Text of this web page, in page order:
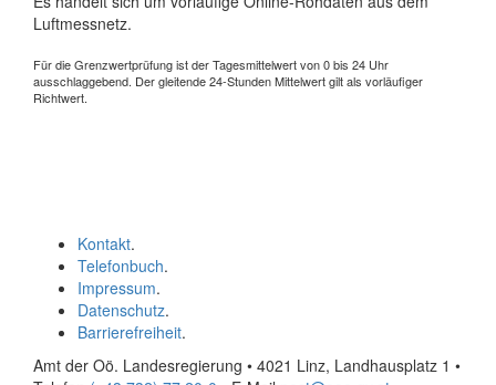
Luftmessnetz.
Für die Grenzwertprüfung ist der Tagesmittelwert von 0 bis 24 Uhr
ausschlaggebend. Der gleitende 24-Stunden Mittelwert gilt als vorläufiger
Richtwert.
Kontakt.
Telefonbuch.
Impressum.
Datenschutz.
Barrierefreiheit.
Amt der Oö. Landesregierung • 4021 Linz, Landhausplatz 1 •